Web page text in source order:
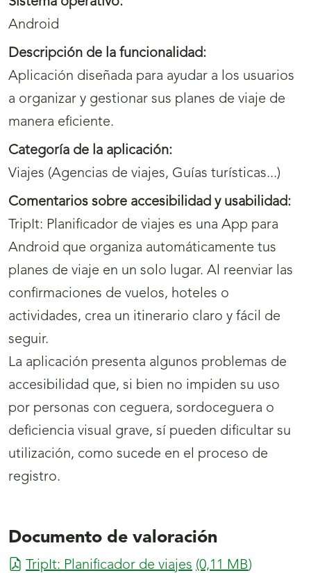
Android
Descripción de la funcionalidad:
Aplicación diseñada para ayudar a los usuarios
a organizar y gestionar sus planes de viaje de
manera eficiente.
Categoría de la aplicación:
Viajes (Agencias de viajes, Guías turísticas...)
Comentarios sobre accesibilidad y usabilidad:
TripIt: Planificador de viajes es una App para
Android que organiza automáticamente tus
planes de viaje en un solo lugar. Al reenviar las
confirmaciones de vuelos, hoteles o
actividades, crea un itinerario claro y fácil de
seguir.
La aplicación presenta algunos problemas de
accesibilidad que, si bien no impiden su uso
por personas con ceguera, sordoceguera o
deficiencia visual grave, sí pueden dificultar su
utilización, como sucede en el proceso de
registro.
Documento de valoración
TripIt: Planificador de viajes (0,11 MB)